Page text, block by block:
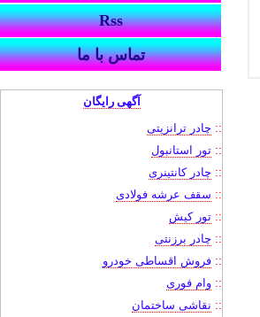
Rss
تماس با ما
آگهی رایگان
:: چادر ترانزیتی
:: تور استانبول
:: چادر کانتینری
:: سقف عرشه فولادی
:: تور کیش
:: چادر برزنتی
:: فروش اقساطی خودرو
:: وام فوری
:: نقاشی ساختمان